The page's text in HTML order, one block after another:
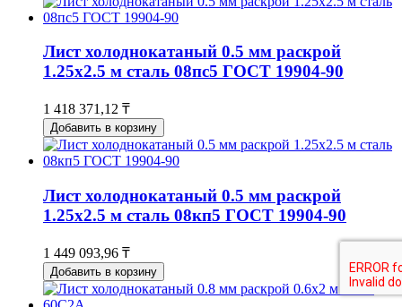
Лист холоднокатаный 0.5 мм раскрой
1.25х2.5 м сталь 08пс5 ГОСТ 19904-90
1 418 371,12 ₸
Добавить в корзину
Лист холоднокатаный 0.5 мм раскрой
1.25х2.5 м сталь 08кп5 ГОСТ 19904-90
1 449 093,96 ₸
Добавить в корзину